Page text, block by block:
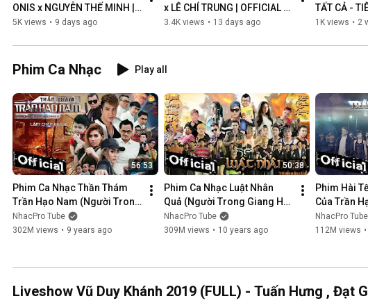
ONIS x NGUYỄN THẾ MINH |
OFFICIAL MV
5K views • 9 days ago
x LÊ CHÍ TRUNG | OFFICIAL
MUSIC VIDEO
3.4K views • 13 days ago
TẤT CẢ -
OFFICIAL
1K views • 2
Phim Ca Nhạc Play all
56:53
Phim Ca Nhạc Thần Thám
Trần Hạo Nam (Người Trong
Giang Hồ 5) - Lâm Chấn
Khang 2017
NhacPro Tube
302M views • 9 years ago
50:38
Phim Ca Nhạc Luật Nhân
Quả (Người Trong Giang Hồ
4) - Lâm Chấn Khang 2016
NhacPro Tube
309M views • 10 years ago
Phim Hài
Của Trần
Chấn
NhacPro Tube
112M views •
Liveshow Vũ Duy Khánh 2019 (FULL) - Tuấn Hưng , Đạt